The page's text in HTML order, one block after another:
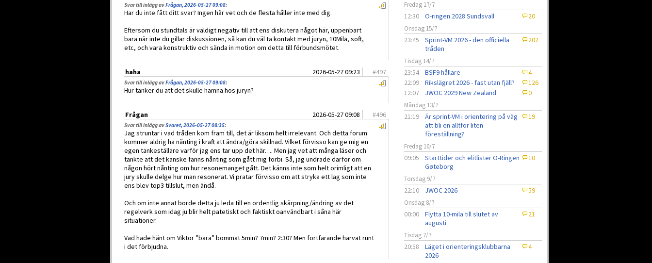
Svar till inlägg avFrågan, 2026-05-27 09:08:
Har du inte fått ditt svar? Ingen här vet och de flesta håller inte med dig.
Eftersom du stundtals är väldigt negativ till att ens diskutera något här, uppenbart
bara när inte du gillar diskussionen, så kan du väl ta kontakt med juryn, 10Mila, soft,
etc, och vara konstruktiv och sända in motion om detta till förbundsmötet.
haha 2026-05-27 09:23 #497
Svar till inlägg avFrågan, 2026-05-27 09:08:
Hur tänker du att det skulle hamna hos juryn?
Frågan 2026-05-27 09:08 #496
Svar till inlägg avSvaret, 2026-05-27 08:35:
Jag struntar i vad tråden kom fram till, det är liksom helt irrelevant. Och detta forum
kommer aldrig ha nånting i kraft att ändra/göra skillnad. Vilket förvisso kan ge mig en
egen tankeställare varför jag ens tar upp det här…. Men jag vet att många läser och
tänkte att det kanske fanns nånting som gått mig förbi. Så, jag undrade därför om
någon hört nånting om hur resonemanget gått. Det känns inte som helt orimligt att en
jury skulle delge hur man resonerat. Vi pratar förvisso om att stryka ett lag som inte
ens blev top3 tillslut, men ändå.
Och om inte annat borde detta ju leda till en ordentlig skärpning/ändring av det
regelverk som idag ju blir helt patetiskt och faktiskt oanvändbart i såna här
situationer.
Vad hade hänt om Viktor ”bara” bommat 5min? 7min? 2:30? Men fortfarande harvat runt
i det förbjudna.
Fredag 17/7
12:30 O-ringen 2028 Sundsvall 20
Onsdag 15/7
23:45
Sprint-VM 2026 - den officiella
tråden
202
Tisdag 14/7
23:54 BSF9 hållare
4
22:09
Rikslägret 2026 - fast utan fjäll?
126
12:07
JWOC 2029 New Zealand 0
Måndag 13/7
21:19
Är sprint-VM i orientering på väg
att bli en alltför liten
föreställning?
19
Fredag 10/7
09:05
Starttider och elitlister O-Ringen
Gøteborg
10
Torsdag 9/7
22:10 JWOC 2026 59
Onsdag 8/7
00:00
Flytta 10-mila till slutet av
augusti
21
Tisdag 7/7
20:58
Läget i orienteringsklubbarna
2026
4